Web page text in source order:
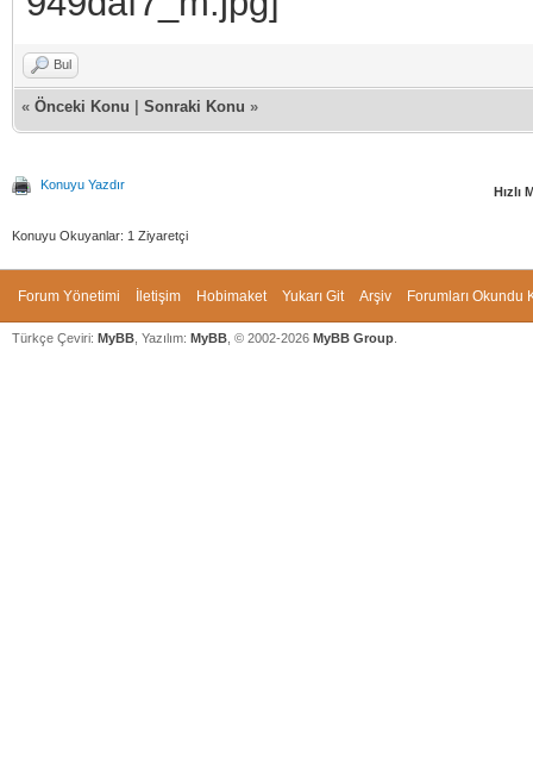
Bul
« Önceki Konu Sonraki Konu »
Konuyu Yazdır Hızlı
Konuyu Okuyanlar: 1 Ziyaretçi
Forum Yönetimi İletişim Hobimaket Yukarı Git Arşiv Forumları Okundu
Türkçe Çeviri: MyBB , Yazılım: MyBB , © 2002-2026 MyBB Group